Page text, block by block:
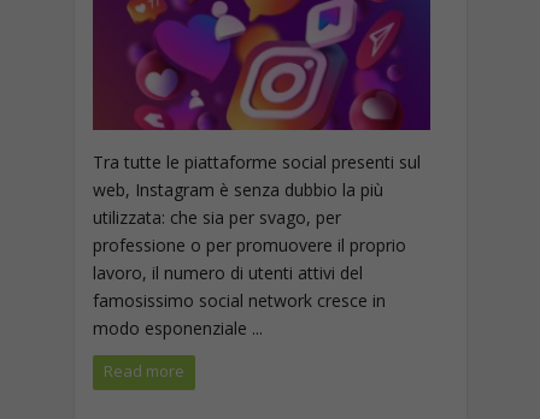
Tra tutte le piattaforme social presenti sul
web, Instagram è senza dubbio la più
utilizzata: che sia per svago, per
professione o per promuovere il proprio
lavoro, il numero di utenti attivi del
famosissimo social network cresce in
modo esponenziale ...
Read more